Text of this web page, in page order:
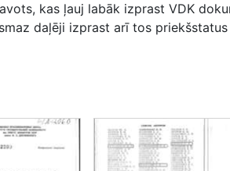
kas ļauj labāk izprast VDK
daļēji izprast arī tos